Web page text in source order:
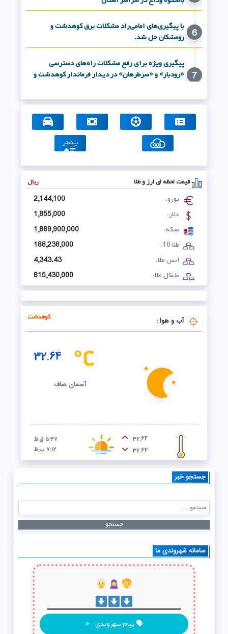
6
با پیگیری‌های امامی‌راد مشکلات برق کوهدشت و
رومشکان حل شد.
7
پیگیری ویژه برای رفع مشکلات راه‌های دسترسی
«رودبار» و «سرطرهان» در دیدار فرماندار کوهدشت و
8
فیلم/حضور باشکوه مردم ولایتمدار کوهنانی در جشن
بزرگ غدیر
مدیرکل اوقاف و امور خیریه لرستان از شهردار درب گنبد
10
گزارش :برگزاری مانور ساعت صفر ستاد مدیریت بحران
شهرستان رومشکان با محوریت مقابله با آتش‌سوزی
بیشتر
قیمت لحظه ای ارز و طلا ریال
یورو:
2,144,100
دلار:
1,855,000
سکه:
1,869,900,000
طلا 18:
188,238,000
انس طلا:
4,343.43
مثقال طلا:
815,430,000
آب و هوا : کوهدشت
32.64
آسمان صاف
32.64
32.64
۵:۳۷ ق.ظ
۷:۱۲ ب.ظ
جستجو خبر
سامانه شهروندی ما
🗣 پیام شهروندی ➤